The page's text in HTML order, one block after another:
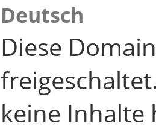
Deutsch
Diese
keine Inhalte